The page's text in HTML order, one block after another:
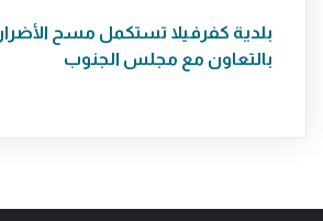
بلدية كفرفيلا تستكمل مسح الأضرار
بالتعاون مع مجلس الجنوب